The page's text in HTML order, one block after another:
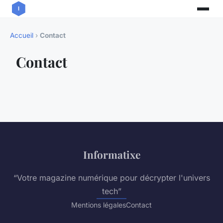
Accueil › Contact
Contact
Informatixe
“Votre magazine numérique pour décrypter l'univers
tech”
Mentions légalesContact